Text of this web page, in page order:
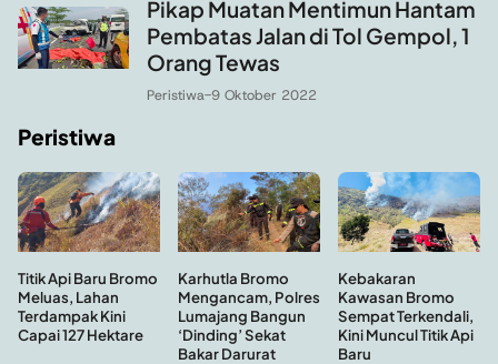
Pikap Muatan Mentimun Hantam
Pembatas Jalan di Tol Gempol, 1
Orang Tewas
Peristiwa-9 Oktober 2022
Peristiwa
Titik Api Baru Bromo
Meluas, Lahan
Terdampak Kini
Capai 127 Hektare
Karhutla Bromo
Mengancam, Polres
Lumajang Bangun
‘Dinding’ Sekat
Bakar Darurat
Kebakaran
Kawasan Bromo
Sempat Terkendali,
Kini Muncul Titik Api
Baru